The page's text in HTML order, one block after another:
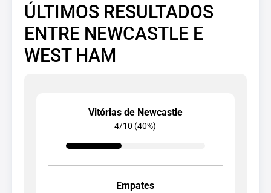
ÚLTIMOS RESULTADOS
ENTRE NEWCASTLE E
WEST HAM
Vitórias de Newcastle
4/10 (40%)
Empates